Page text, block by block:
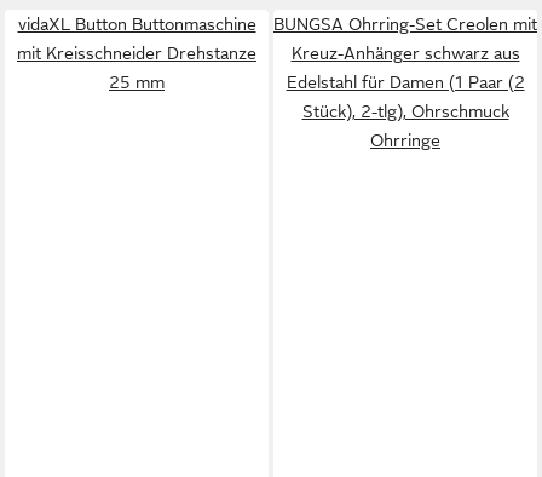
vidaXL Button Buttonmaschine
mit Kreisschneider Drehstanze
25 mm
BUNGSA Ohrring-Set Creolen mit
Kreuz-Anhänger schwarz aus
Edelstahl für Damen (1 Paar (2
Stück), 2-tlg), Ohrschmuck
Ohrringe